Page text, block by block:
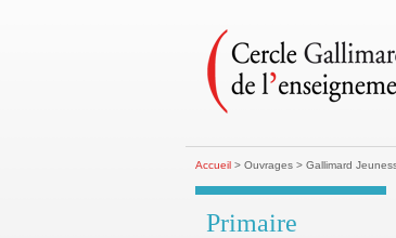
Accueil> Ouvrages > Gallimard
Primaire